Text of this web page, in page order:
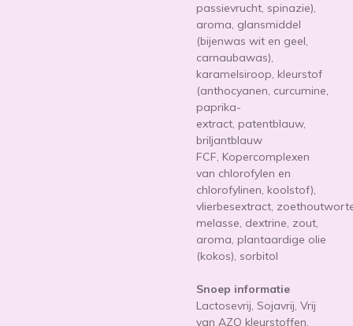
passievrucht, spinazie),
aroma, glansmiddel
(bijenwas wit en geel,
carnaubawas),
karamelsiroop, kleurstof
(anthocyanen, curcumine,
paprika-
extract, patentblauw,
briljantblauw
FCF, Kopercomplexen
van chlorofylen en
chlorofylinen, koolstof),
vlierbesextract,
melasse, dextrine, zout,
aroma, plantaardige olie
(kokos), sorbitol
Snoep informatie
Lactosevrij, Sojavrij, Vrij
van AZO kleurstoffen.